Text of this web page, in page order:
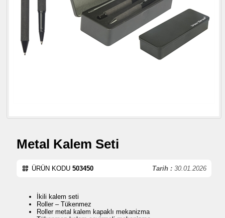
Metal Kalem Seti
Tarih : 30.01.2026
ÜRÜN KODU 503450
İkili kalem seti
Roller – Tükenmez
Roller metal kalem kapaklı mekanizma